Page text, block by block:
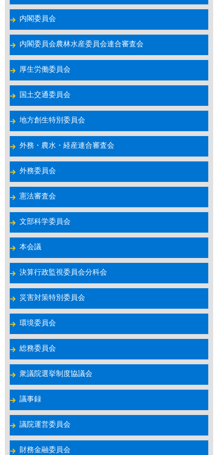
内閣委員会
内閣委員会農林水産委員会連合審査会
厚生労働委員会
国土交通委員会
地方創生特別委員会
外務・農水・経産連合審査会
外務委員会
憲法審査会
文部科学委員会
本会議
決算行政監視委員会分科会
災害対策特別委員会
環境委員会
総務委員会
衆議院選挙制度協議会
議事録
議院運営委員会
財務金融委員会